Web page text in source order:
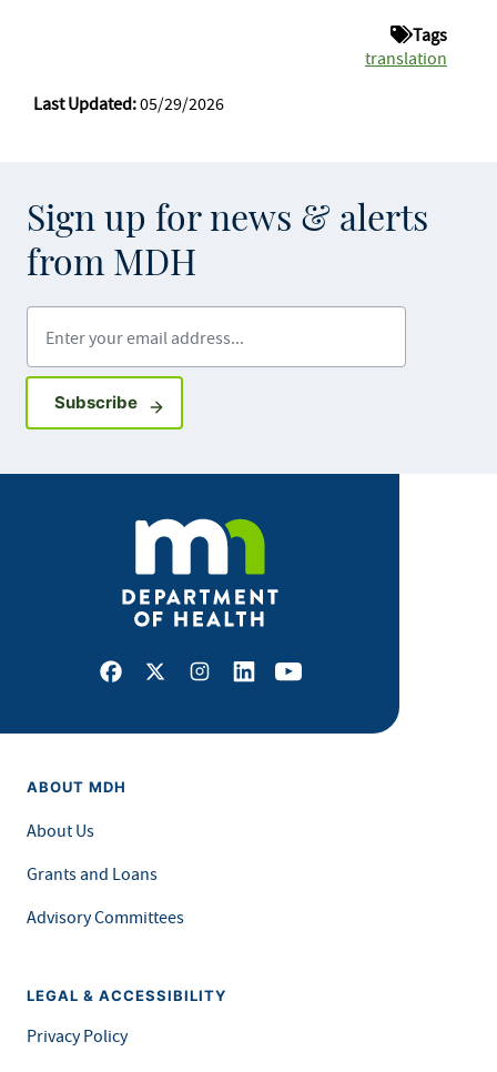
Tags
translation
Last Updated:05/29/2026
Sign up for news & alerts
from MDH
SubscribeSign up for GovDelivery notifications
Facebook
X Instagram
LinkedInYoutube
ABOUT MDH
About Us
Grants and Loans
Advisory Committees
LEGAL & ACCESSIBILITY
Privacy Policy